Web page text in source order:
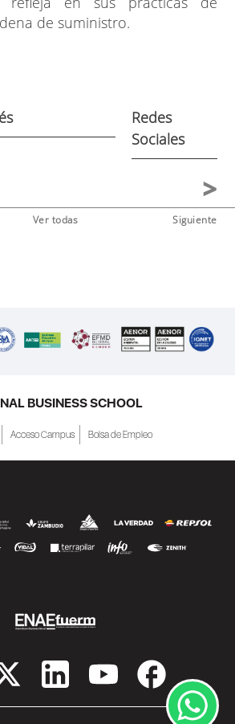
de suministro.
Redes
Sociales
Ver todas Siguiente
BUSINESS SCHOOL
Acceso Campus Bolsa de Empleo